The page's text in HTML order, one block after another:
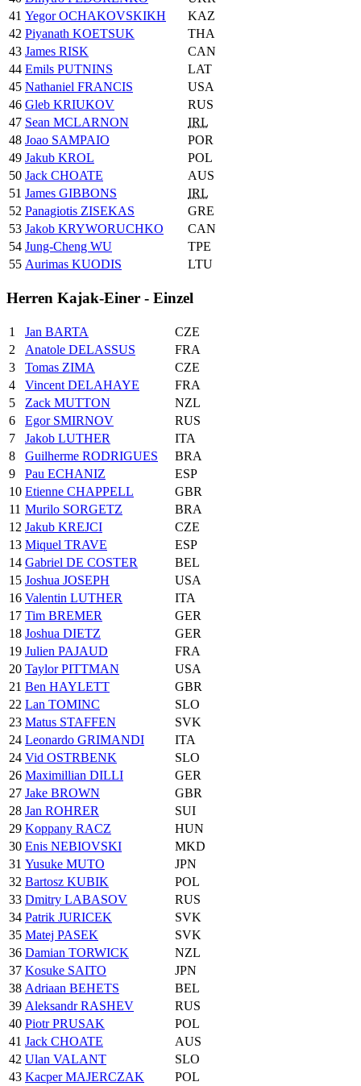
41 Yegor OCHAKOVSKIKH
KAZ
42 Piyanath KOETSUK
THA
43 James RISK
CAN
44 Emils PUTNINS
LAT
45 Nathaniel FRANCIS
USA
46 Gleb KRIUKOV
RUS
47 Sean MCLARNON
IRL
48 Joao SAMPAIO
POR
49 Jakub KROL
POL
50 Jack CHOATE
AUS
51 James GIBBONS
IRL
52 Panagiotis ZISEKAS
GRE
53 Jakob KRYWORUCHKO
CAN
54 Jung-Cheng WU
TPE
55 Aurimas KUODIS LTU
Herren Kajak-Einer - Einzel
1 Jan BARTA
CZE
2
Anatole DELASSUS
FRA
3
Tomas ZIMA
CZE
4
Vincent DELAHAYE
FRA
5
Zack MUTTON
NZL
6
Egor SMIRNOV
RUS
7
Jakob LUTHER
ITA
8
Guilherme RODRIGUES
BRA
9
Pau ECHANIZ
ESP
10 Etienne CHAPPELL
GBR
11 Murilo SORGETZ
BRA
12 Jakub KREJCI
CZE
13 Miquel TRAVE
ESP
14 Gabriel DE COSTER
BEL
15 Joshua JOSEPH
USA
16 Valentin LUTHER
ITA
17 Tim BREMER
GER
18 Joshua DIETZ
GER
19 Julien PAJAUD
FRA
20 Taylor PITTMAN
USA
21 Ben HAYLETT
GBR
22 Lan TOMINC
SLO
23 Matus STAFFEN
SVK
24 Leonardo GRIMANDI
ITA
24 Vid OSTRBENK
SLO
26 Maximillian DILLI
GER
27 Jake BROWN
GBR
28 Jan ROHRER
SUI
29 Koppany RACZ
HUN
30 Enis NEBIOVSKI
MKD
31 Yusuke MUTO
JPN
32 Bartosz KUBIK
POL
33 Dmitry LABASOV
RUS
34 Patrik JURICEK
SVK
35 Matej PASEK
SVK
36 Damian TORWICK
NZL
37 Kosuke SAITO
JPN
38 Adriaan BEHETS
BEL
39 Aleksandr RASHEV
RUS
40 Piotr PRUSAK
POL
41 Jack CHOATE
AUS
42 Ulan VALANT
SLO
43 Kacper MAJERCZAK
POL